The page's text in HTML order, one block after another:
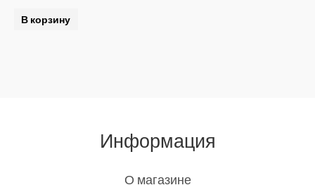
В корзину
Информация
О магазине